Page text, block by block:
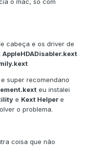
o mac, so com
cabeça e os driver de
AppleHDADisabler.kext
super recomendano
eu instalei
e Kext Helpere
o problema.
coisa que não